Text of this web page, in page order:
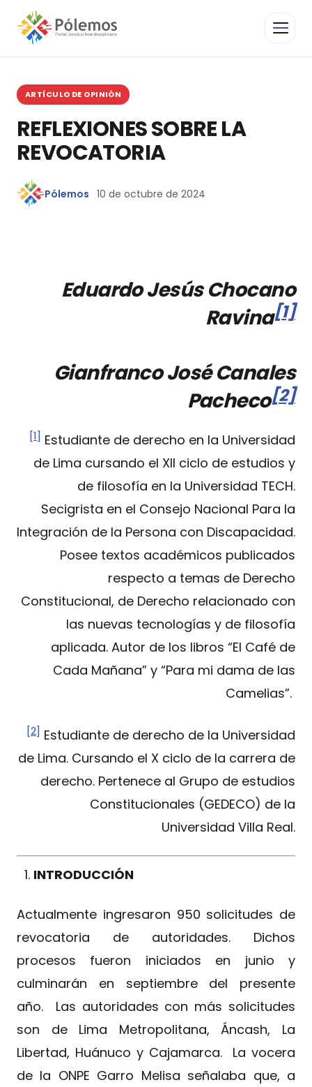
ARTÍCULO DE OPINIÓN
REFLEXIONES SOBRE LA
REVOCATORIA
Pólemos 10 de octubre de 2024
Eduardo Jesús Chocano
Ravina[1]
Gianfranco José Canales
Pacheco[2]
[1] Estudiante de derecho en la Universidad
de Lima cursando el XII ciclo de estudios y
de filosofía en la Universidad TECH.
Secigrista en el Consejo Nacional Para la
Integración de la Persona con Discapacidad.
Posee textos académicos publicados
respecto a temas de Derecho
Constitucional, de Derecho relacionado con
las nuevas tecnologías y de filosofía
aplicada. Autor de los libros “El Café de
Cada Mañana” y “Para mi dama de las
Camelias”.
[2] Estudiante de derecho de la Universidad
de Lima. Cursando el X ciclo de la carrera de
derecho. Pertenece al Grupo de estudios
Constitucionales (GEDECO) de la
Universidad Villa Real.
INTRODUCCIÓN
Actualmente ingresaron 950 solicitudes de
revocatoria de autoridades. Dichos
procesos fueron iniciados en junio y
culminarán en septiembre del presente
año. Las autoridades con más solicitudes
son de Lima Metropolitana, Áncash, La
Libertad, Huánuco y Cajamarca. La vocera
de la ONPE Garro Melisa señalaba que, a